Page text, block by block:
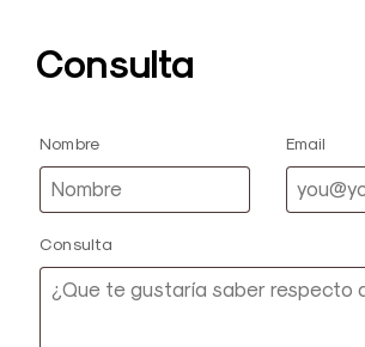
Consulta
Nombre Email
Consulta